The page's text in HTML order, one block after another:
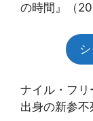
の時間』（
ナイル・フ
出身の新参不